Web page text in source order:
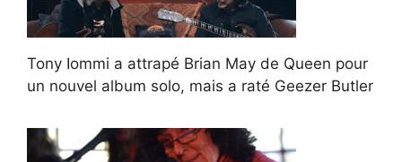
Tony Iommi a attrapé Brian May de Queen pour
un nouvel album solo, mais a raté Geezer Butler